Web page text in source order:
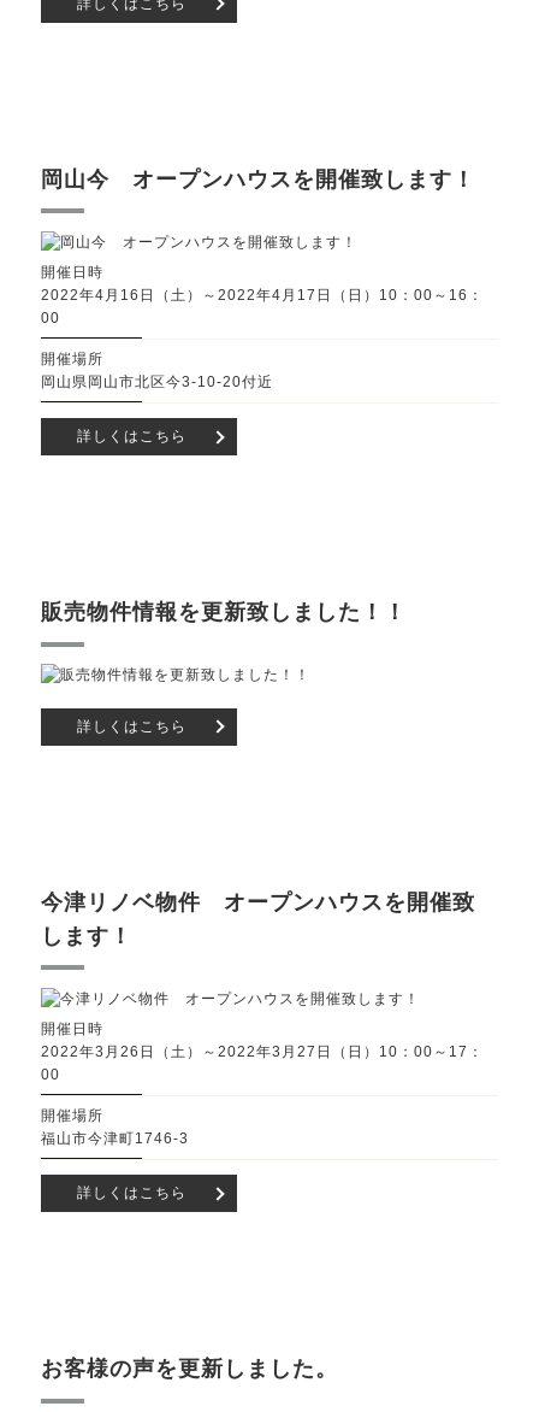
詳しくはこちら
岡山今 オープンハウスを開催致します！
開催日時
2022年4月16日（土）～2022年4月17日（日）10：00～16：
00
開催場所
岡山県岡山市北区今3-10-20付近
詳しくはこちら
販売物件情報を更新致しました！！
詳しくはこちら
今津リノベ物件 オープンハウスを開催致
します！
開催日時
2022年3月26日（土）～2022年3月27日（日）10：00～17：
00
開催場所
福山市今津町1746-3
詳しくはこちら
お客様の声を更新しました。